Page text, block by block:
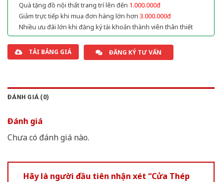
Quà tặng đồ nội thất trang trí lên đến 1.000.000đ
Giảm trực tiếp khi mua đơn hàng lớn hơn 3.000.000đ
Nhiều ưu đãi lớn khi đăng ký tài khoản thành viên thân thiết
TẢI BẢNG GIÁ ĐĂNG KÝ TƯ VẤN
ĐÁNH GIÁ (0)
Đánh giá
Chưa có đánh giá nào.
Hãy là người đầu tiên nhận xét “Cửa Thép